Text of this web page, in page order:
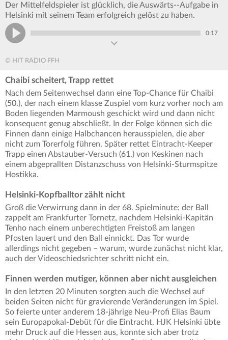
Der Mittelfeldspieler ist glücklich, die Auswärts--Aufgabe in
Helsinki mit seinem Team erfolgreich gelöst zu haben.
0:17
© HIT RADIO FFH
Chaibi scheitert, Trapp rettet
Nach dem Seitenwechsel dann eine Top-Chance für Chaibi
(50.), der nach einem klasse Zuspiel vom kurz vorher noch am
Boden liegenden Marmoush geschickt wird und dann nicht
konsequent genug abschließt. In der Folge können sich die
Finnen dann einige Halbchancen herausspielen, die aber
nicht zum Torerfolg führen. Später rettet Eintracht-Keeper
Trapp einen Abstauber-Versuch (61.) von Keskinen nach
einem abgeprallten Distanzschuss von Helsinki-Sturmspitze
Hostikka.
Helsinki-Kopfballtor zählt nicht
Groß die Verwirrung dann in der 68. Spielminute: der Ball
zappelt am Frankfurter Tornetz, nachdem Helsinki-Kapitän
Tenho nach einem unberechtigten Freistoß am langen
Pfosten lauert und den Ball einnickt. Das Tor wurde
allerdings nicht gegeben – warum, wurde zunächst nicht klar,
auch der Videoschiedsrichter schritt nicht ein.
Finnen werden mutiger, können aber nicht ausgleichen
In den letzten 20 Minuten sorgten auch die Wechsel auf
beiden Seiten nicht für gravierende Veränderungen im Spiel.
So feierte unter anderem 18-jährige Neu-Profi Elias Baum
sein Europapokal-Debüt für die Eintracht. HJK Helsinki übte
mehr Druck auf die Hessen aus, konnte sich aber trotz